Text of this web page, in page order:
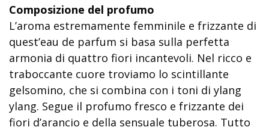
Composizione del profumo
L’aroma estremamente femminile e frizzante di
quest’eau de parfum si basa sulla perfetta
armonia di quattro fiori incantevoli. Nel ricco e
traboccante cuore troviamo lo scintillante
gelsomino, che si combina con i toni di ylang
ylang. Segue il profumo fresco e frizzante dei
fiori d’arancio e della sensuale tuberosa. Tutto